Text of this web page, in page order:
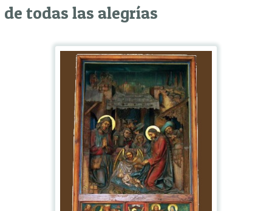
de todas las alegrías